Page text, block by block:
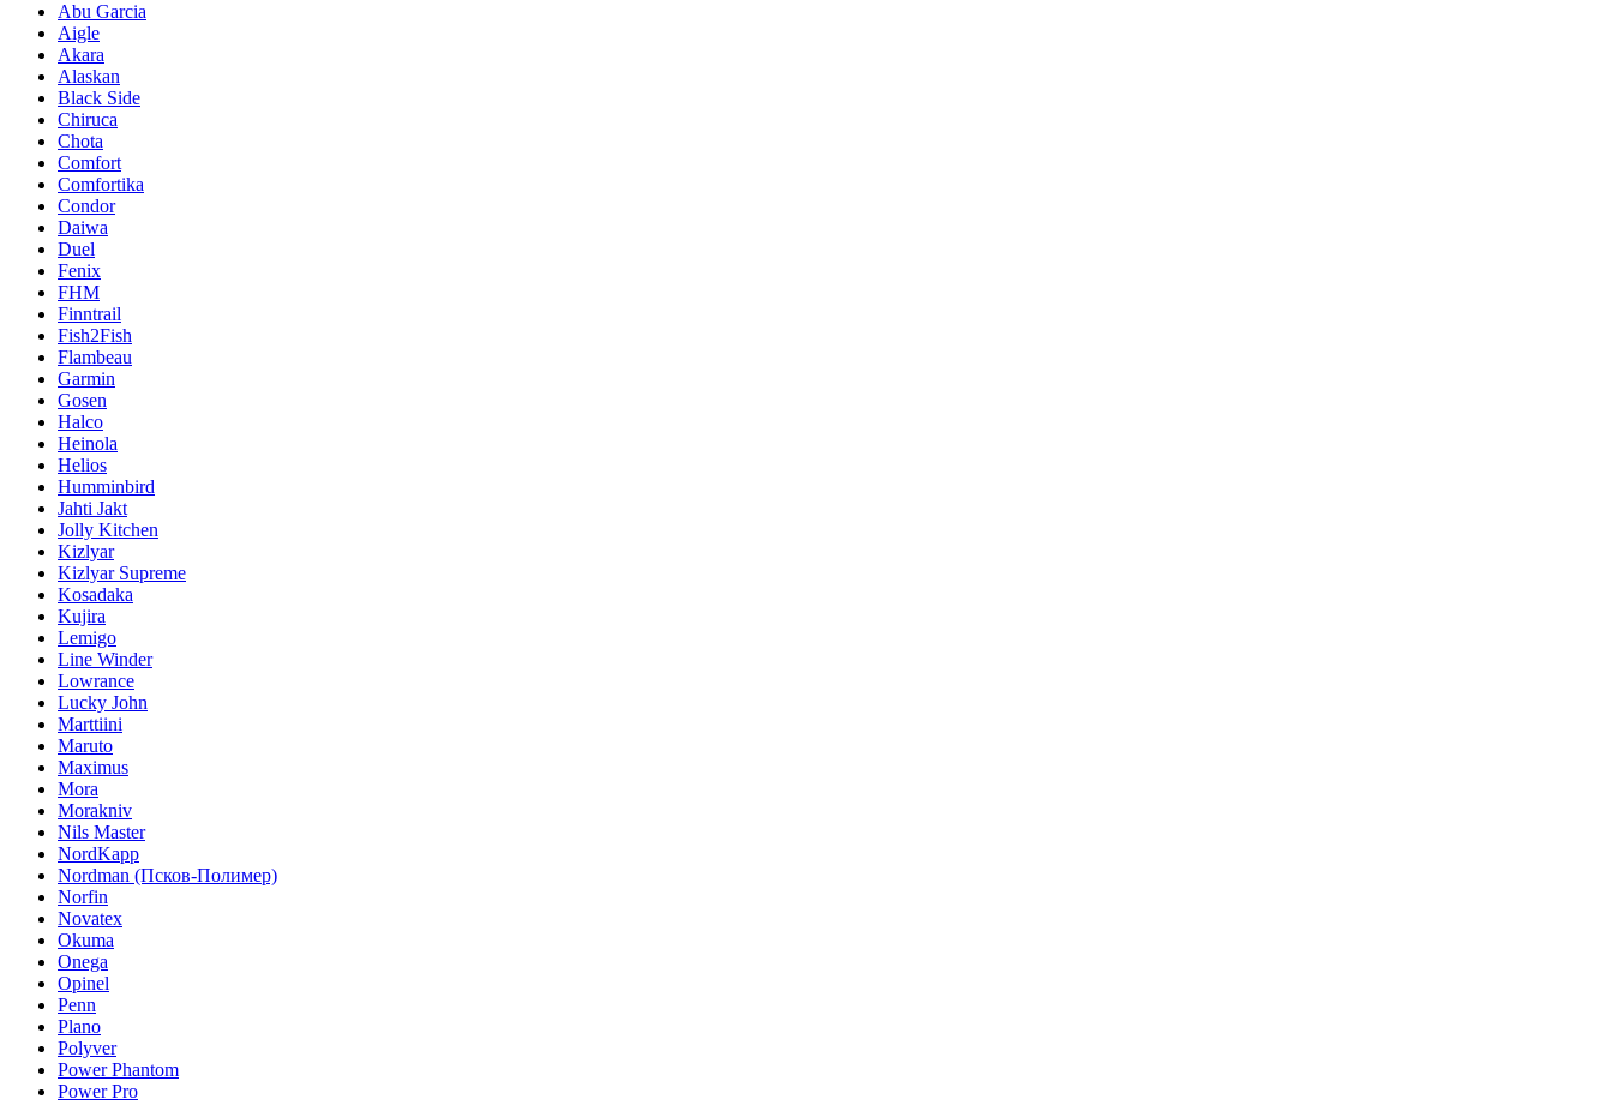
Abu Garcia
Aigle
Akara
Alaskan
Black Side
Chiruca
Chota
Comfort
Comfortika
Condor
Daiwa
Duel
Fenix
FHM
Finntrail
Fish2Fish
Flambeau
Garmin
Gosen
Halco
Heinola
Helios
Humminbird
Jahti Jakt
Jolly Kitchen
Kizlyar
Kizlyar Supreme
Kosadaka
Kujira
Lemigo
Line Winder
Lowrance
Lucky John
Marttiini
Maruto
Maximus
Mora
Morakniv
Nils Master
NordKapp
Nordman (Псков-Полимер)
Norfin
Novatex
Okuma
Onega
Opinel
Penn
Plano
Polyver
Power Phantom
Power Pro